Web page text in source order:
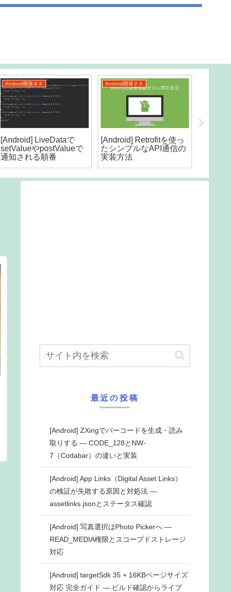
Android開発ネタ
[Android] LiveDataで
setValueやpostValueで
通知される順番
Android開発ネタ
[Android] Retrofitを使っ
たシンプルなAPI通信の
実装方法
最近の投稿
[Android] ZXingでバーコードを生成・読み
取りする ― CODE_128とNW-
7（Codabar）の違いと実装
[Android] App Links（Digital Asset Links）
の検証が失敗する原因と対処法 ―
assetlinks.jsonとステータス確認
[Android] 写真選択はPhoto Pickerへ ―
READ_MEDIA権限とスコープドストレージ
対応
[Android] targetSdk 35 + 16KBページサイズ
対応 完全ガイド ― ビルド確認からライブ